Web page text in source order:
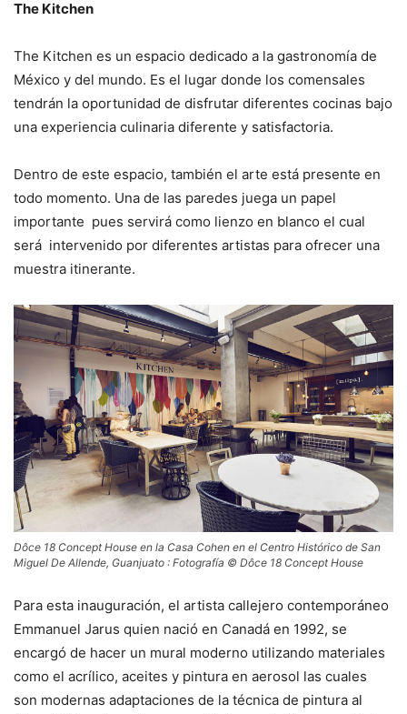
The Kitchen
The Kitchen es un espacio dedicado a la gastronomía de
México y del mundo. Es el lugar donde los comensales
tendrán la oportunidad de disfrutar diferentes cocinas bajo
una experiencia culinaria diferente y satisfactoria.
Dentro de este espacio, también el arte está presente en
todo momento. Una de las paredes juega un papel
importante pues servirá como lienzo en blanco el cual
será intervenido por diferentes artistas para ofrecer una
muestra itinerante.
Dôce 18 Concept House en la Casa Cohen en el Centro Histórico de San
Miguel De Allende, Guanjuato : Fotografía © Dôce 18 Concept House
Para esta inauguración, el artista callejero contemporáneo
Emmanuel Jarus quien nació en Canadá en 1992, se
encargó de hacer un mural moderno utilizando materiales
como el acrílico, aceites y pintura en aerosol las cuales
son modernas adaptaciones de la técnica de pintura al